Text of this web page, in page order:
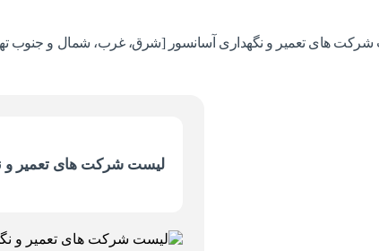
های تعمیر و نگهداری آسانسور [شرق، غرب، شمال و جنوب
لیست شرکت های تعمیر و